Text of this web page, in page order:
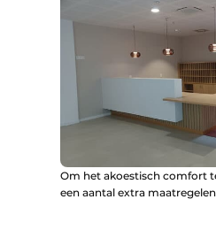
Om het akoestisch comfort
een aantal extra